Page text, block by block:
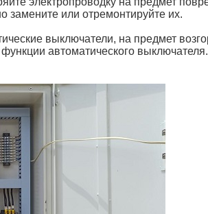
или отремонтируйте их.
выключатели, на предмет
автоматического